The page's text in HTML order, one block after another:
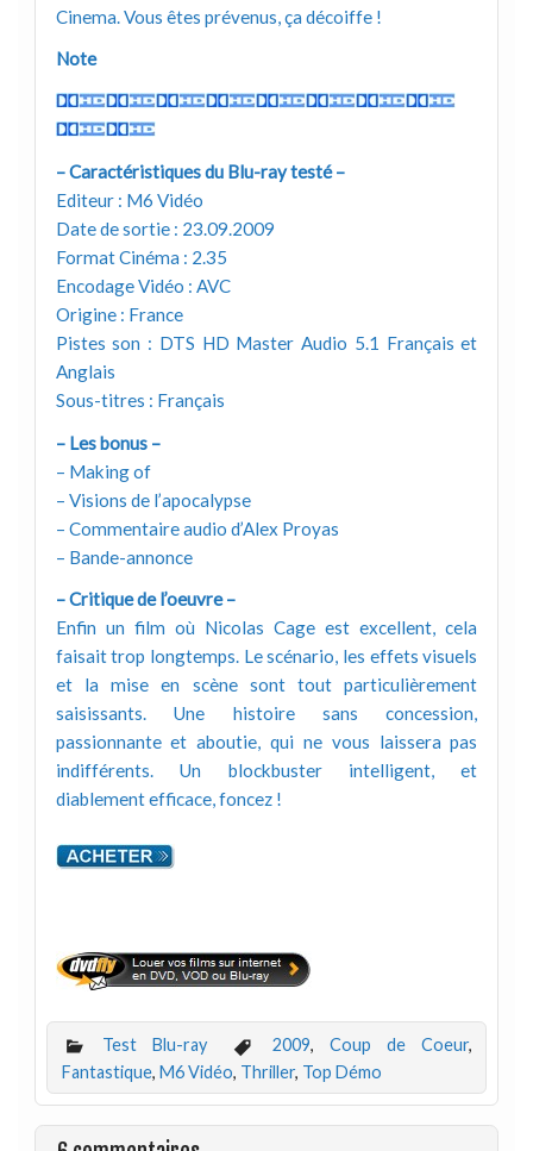
Cinema. Vous êtes prévenus, ça décoiffe !
Note
– Caractéristiques du Blu-ray testé –
Editeur : M6 Vidéo
Date de sortie : 23.09.2009
Format Cinéma : 2.35
Encodage Vidéo : AVC
Origine : France
Pistes son : DTS HD Master Audio 5.1 Français et
Anglais
Sous-titres : Français
– Les bonus –
– Making of
– Visions de l’apocalypse
– Commentaire audio d’Alex Proyas
– Bande-annonce
– Critique de l’oeuvre –
Enfin un film où Nicolas Cage est excellent, cela
faisait trop longtemps. Le scénario, les effets visuels
et la mise en scène sont tout particulièrement
saisissants. Une histoire sans concession,
passionnante et aboutie, qui ne vous laissera pas
indifférents. Un blockbuster intelligent, et
diablement efficace, foncez !
Test Blu-ray 2009, Coup de Coeur,
Fantastique, M6 Vidéo, Thriller, Top Démo